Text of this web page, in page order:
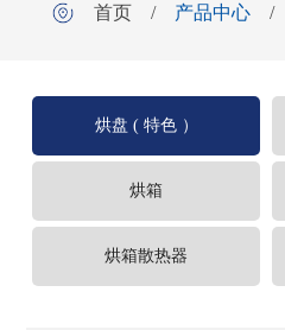
们
品
心
例
首页/ 产品中心/
烘盘 ( 特色 ）
烘箱
烘箱散热器